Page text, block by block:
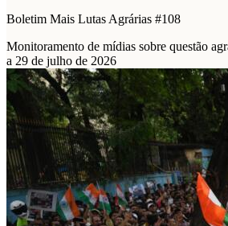
Boletim Mais Lutas Agrárias #108
Monitoramento de mídias sobre questão
a 29 de julho de 2026